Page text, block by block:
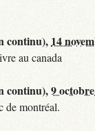
continu), 14
au canada
continu),9
de montréal.